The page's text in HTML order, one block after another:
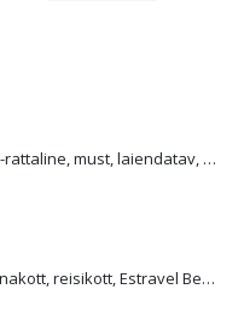
Reisikohver 68 cm, 8-rattaline, must, laiendatav, TSA koodlukk, Samsonite Upscape
LOQI kandekott, rannakott, reisikott, Estravel Beach Bag